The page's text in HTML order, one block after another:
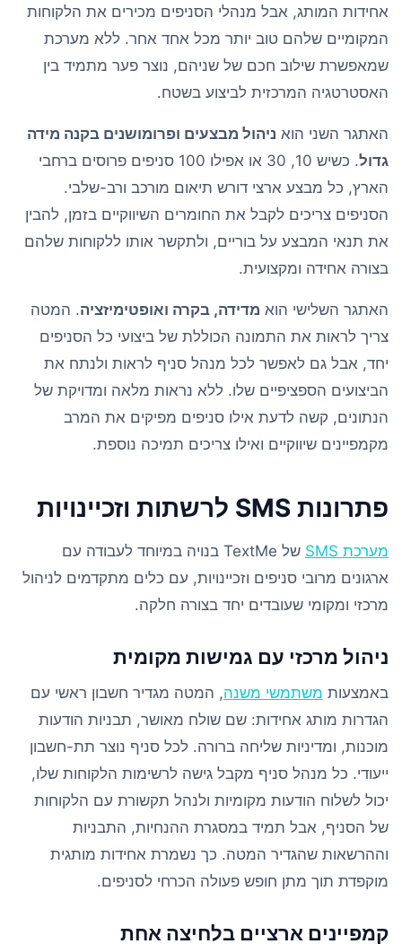
אחידות המותג, אבל מנהלי הסניפים מכירים את הלקוחות
המקומיים שלהם טוב יותר מכל אחד אחר. ללא מערכת
שמאפשרת שילוב חכם של שניהם, נוצר פער מתמיד בין
האסטרטגיה המרכזית לביצוע בשטח.
האתגר השני הוא ניהול מבצעים ופרומושנים בקנה מידה
גדול
. כשיש 10, 30 או אפילו 100 סניפים פרוסים ברחבי
הארץ, כל מבצע ארצי דורש תיאום מורכב ורב-שלבי.
הסניפים צריכים לקבל את החומרים השיווקיים בזמן, להבין
את תנאי המבצע על בוריים, ולתקשר אותו ללקוחות שלהם
בצורה אחידה ומקצועית.
האתגר השלישי הוא מדידה, בקרה ואופטימיזציה. המטה
צריך לראות את התמונה הכוללת של ביצועי כל הסניפים
יחד, אבל גם לאפשר לכל מנהל סניף לראות ולנתח את
הביצועים הספציפיים שלו. ללא נראות מלאה ומדויקת של
הנתונים, קשה לדעת אילו סניפים מפיקים את המרב
מקמפיינים שיווקיים ואילו צריכים תמיכה נוספת.
פתרונות SMS לרשתות וזכיינויות
מערכת SMS
של TextMe בנויה במיוחד לעבודה עם
ארגונים מרובי סניפים וזכיינויות, עם כלים מתקדמים לניהול
מרכזי ומקומי שעובדים יחד בצורה חלקה.
ניהול מרכזי עם גמישות מקומית
באמצעות משתמשי משנה, המטה מגדיר חשבון ראשי עם
הגדרות מותג אחידות: שם שולח מאושר, תבניות הודעות
מוכנות, ומדיניות שליחה ברורה. לכל סניף נוצר תת-חשבון
ייעודי. כל מנהל סניף מקבל גישה לרשימות הלקוחות שלו,
יכול לשלוח הודעות מקומיות ולנהל תקשורת עם הלקוחות
של הסניף, אבל תמיד במסגרת ההנחיות, התבניות
וההרשאות שהגדיר המטה. כך נשמרת אחידות מותגית
מוקפדת תוך מתן חופש פעולה הכרחי לסניפים.
קמפיינים ארציים בלחיצה אחת